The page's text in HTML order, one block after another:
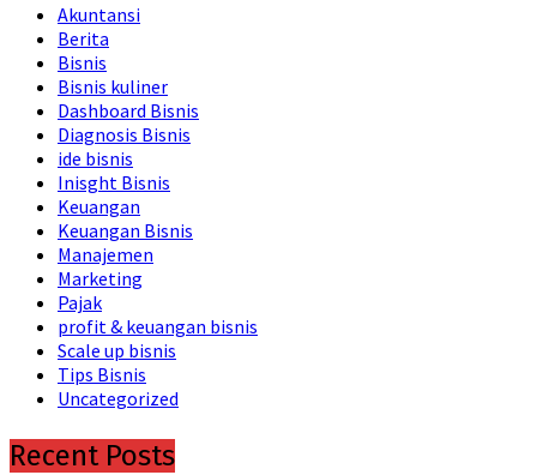
Akuntansi
Berita
Bisnis
Bisnis kuliner
Dashboard Bisnis
Diagnosis Bisnis
ide bisnis
Inisght Bisnis
Keuangan
Keuangan Bisnis
Manajemen
Marketing
Pajak
profit & keuangan bisnis
Scale up bisnis
Tips Bisnis
Uncategorized
Recent Posts